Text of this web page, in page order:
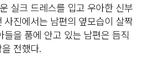
실크 드레스를 입고 우아한 신부
사진에서는 남편의 옆모습이 살짝
들을 품에 안고 있는 남편은 듬직
전했다.